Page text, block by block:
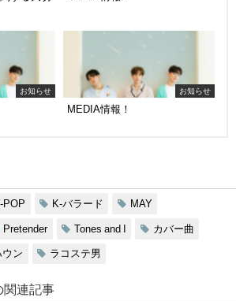
お知らせ お知らせ
MEDIA情報！
POP K-バラード MAY
Pretender Tones and I カバー曲
ウン ラコステ男
関連記事